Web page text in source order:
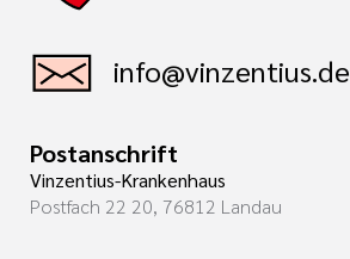
info@vinzentius.de
Postanschrift
Vinzentius-Krankenhaus
Postfach 22 20, 76812 Landau